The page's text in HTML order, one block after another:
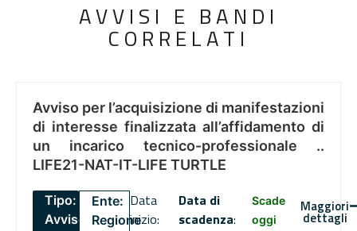
AVVISI E BANDI
CORRELATI
Avviso per l’acquisizione di manifestazioni
di interesse finalizzata all’affidamento di
un incarico tecnico-professionale ..
LIFE21-NAT-IT-LIFE TURTLE
Tipo:
Avviso
Ente:
Regione
Data
inizio:
Data di
scadenza:
Scade
oggi
Maggiori
dettagli